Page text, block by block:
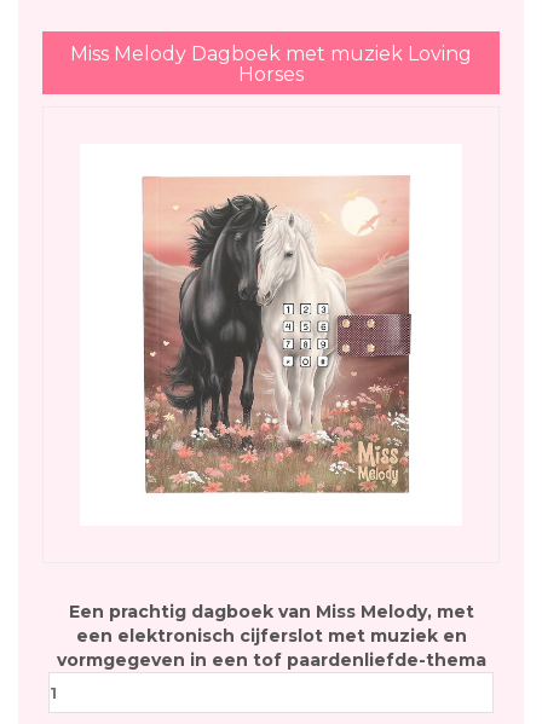
Miss Melody Dagboek met muziek Loving
Horses
Een prachtig dagboek van Miss Melody, met
een elektronisch cijferslot met muziek en
vormgegeven in een tof paardenliefde-thema